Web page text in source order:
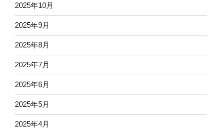
2025年10月
2025年9月
2025年8月
2025年7月
2025年6月
2025年5月
2025年4月